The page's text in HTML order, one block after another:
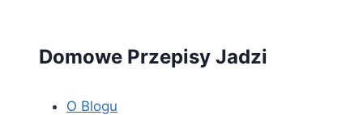
Domowe Przepisy Jadzi
O Blogu